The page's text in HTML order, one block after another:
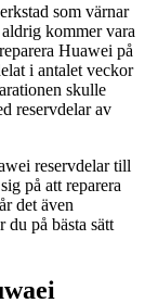
som värnar
kommer vara
Huawei på
i antalet veckor
skulle
reservdelar av
reservdelar till
på att reparera
det även
du på bästa sätt